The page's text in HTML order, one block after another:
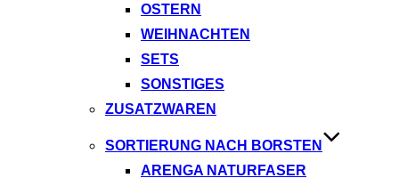
OSTERN
WEIHNACHTEN
SETS
SONSTIGES
ZUSATZWAREN
SORTIERUNG NACH BORSTEN
ARENGA NATURFASER